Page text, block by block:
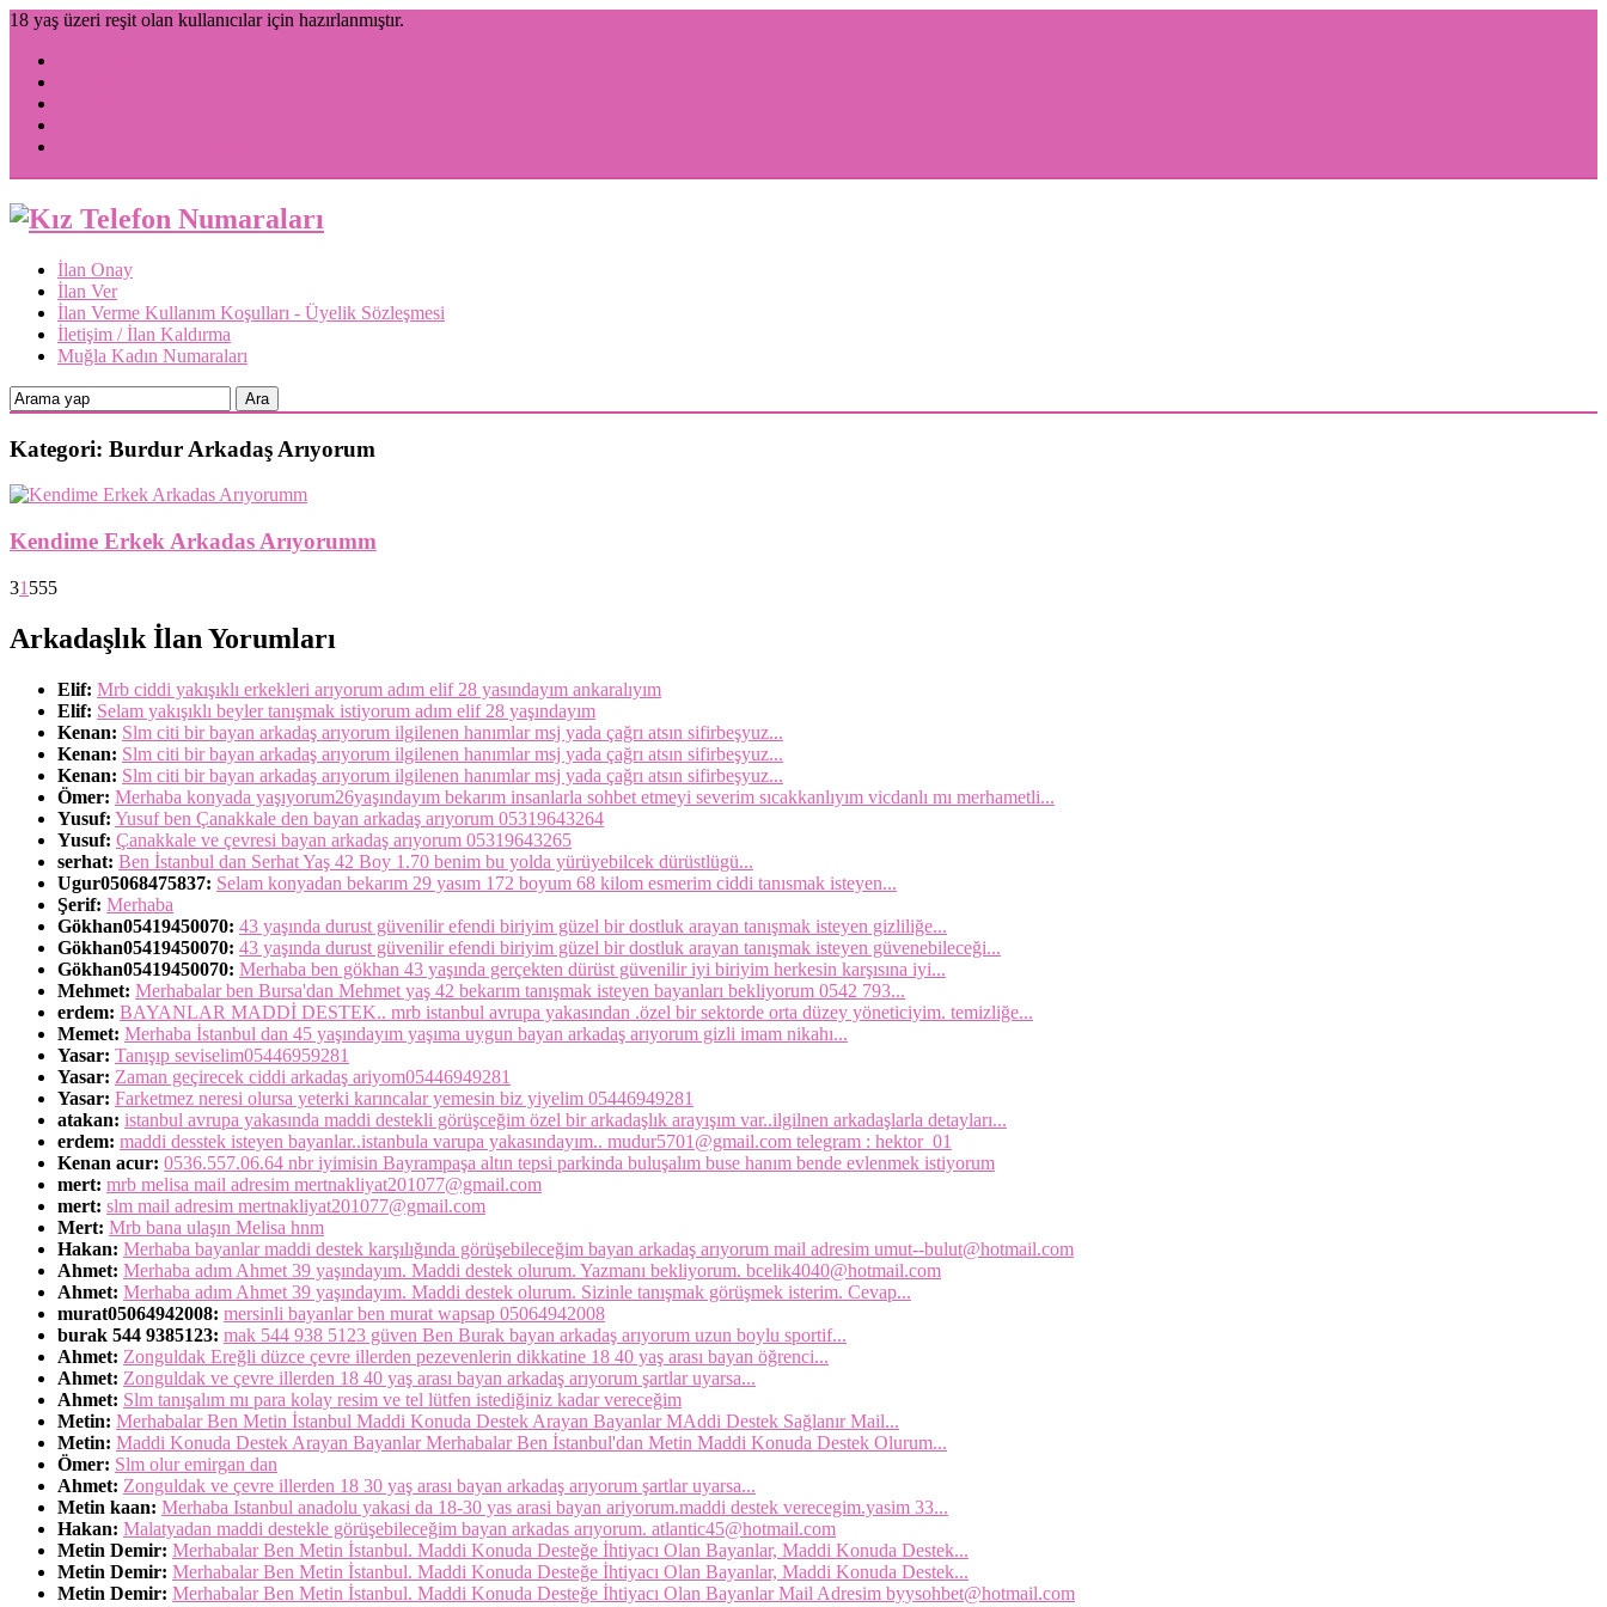
18 yaş üzeri reşit olan kullanıcılar için hazırlanmıştır.
İlan Onay
İlan Ver
İlan Verme Kullanım Koşulları - Üyelik Sözleşmesi
İletişim / İlan Kaldırma
Muğla Kadın Numaraları
Kategori: Burdur Arkadaş Arıyorum
Kendime Erkek Arkadas Arıyorumm
31 555
Arkadaşlık İlan Yorumları
Elif: Mrb ciddi yakışıklı erkekleri arıyorum adım elif 28 yasındayım ankaralıyım
Elif: Selam yakışıklı beyler tanışmak istiyorum adım elif 28 yaşındayım
Kenan: Slm citi bir bayan arkadaş arıyorum ilgilenen hanımlar msj yada çağrı atsın sifirbeşyuz...
Kenan: Slm citi bir bayan arkadaş arıyorum ilgilenen hanımlar msj yada çağrı atsın sifirbeşyuz...
Kenan: Slm citi bir bayan arkadaş arıyorum ilgilenen hanımlar msj yada çağrı atsın sifirbeşyuz...
Ömer: Merhaba konyada yaşıyorum26yaşındayım bekarım insanlarla sohbet etmeyi severim sıcakkanlıyım vicdanlı mı merhametli...
Yusuf: Yusuf ben Çanakkale den bayan arkadaş arıyorum 05319643264
Yusuf: Çanakkale ve çevresi bayan arkadaş arıyorum 05319643265
serhat: Ben İstanbul dan Serhat Yaş 42 Boy 1.70 benim bu yolda yürüyebilcek dürüstlügü...
Ugur05068475837: Selam konyadan bekarım 29 yasım 172 boyum 68 kilom esmerim ciddi tanısmak isteyen...
Şerif: Merhaba
Gökhan05419450070: 43 yaşında durust güvenilir efendi biriyim güzel bir dostluk arayan tanışmak isteyen gizliliğe...
Gökhan05419450070: 43 yaşında durust güvenilir efendi biriyim güzel bir dostluk arayan tanışmak isteyen güvenebileceği...
Gökhan05419450070: Merhaba ben gökhan 43 yaşında gerçekten dürüst güvenilir iyi biriyim herkesin karşısına iyi...
Mehmet: Merhabalar ben Bursa'dan Mehmet yaş 42 bekarım tanışmak isteyen bayanları bekliyorum 0542 793...
erdem: BAYANLAR MADDİ DESTEK.. mrb istanbul avrupa yakasından .özel bir sektorde orta düzey yöneticiyim. temizliğe...
Memet: Merhaba İstanbul dan 45 yaşındayım yaşıma uygun bayan arkadaş arıyorum gizli imam nikahı...
Yasar: Tanışıp seviselim05446959281
Yasar: Zaman geçirecek ciddi arkadaş ariyom05446949281
Yasar: Farketmez neresi olursa yeterki karıncalar yemesin biz yiyelim 05446949281
atakan: istanbul avrupa yakasında maddi destekli görüşceğim özel bir arkadaşlık arayışım var..ilgilnen arkadaşlarla detayları...
erdem: maddi desstek isteyen bayanlar..istanbula varupa yakasındayım.. mudur5701@gmail.com telegram : hektor_01
Kenan acur: 0536.557.06.64 nbr iyimisin Bayrampaşa altın tepsi parkinda buluşalım buse hanım bende evlenmek istiyorum
mert: mrb melisa mail adresim mertnakliyat201077@gmail.com
mert: slm mail adresim mertnakliyat201077@gmail.com
Mert: Mrb bana ulaşın Melisa hnm
Hakan: Merhaba bayanlar maddi destek karşılığında görüşebileceğim bayan arkadaş arıyorum mail adresim umut--bulut@hotmail.com
Ahmet: Merhaba adım Ahmet 39 yaşındayım. Maddi destek olurum. Yazmanı bekliyorum. bcelik4040@hotmail.com
Ahmet: Merhaba adım Ahmet 39 yaşındayım. Maddi destek olurum. Sizinle tanışmak görüşmek isterim. Cevap...
murat05064942008: mersinli bayanlar ben murat wapsap 05064942008
burak 544 9385123: mak 544 938 5123 güven Ben Burak bayan arkadaş arıyorum uzun boylu sportif...
Ahmet: Zonguldak Ereğli düzce çevre illerden pezevenlerin dikkatine 18 40 yaş arası bayan öğrenci...
Ahmet: Zonguldak ve çevre illerden 18 40 yaş arası bayan arkadaş arıyorum şartlar uyarsa...
Ahmet: Slm tanışalım mı para kolay resim ve tel lütfen istediğiniz kadar vereceğim
Metin: Merhabalar Ben Metin İstanbul Maddi Konuda Destek Arayan Bayanlar MAddi Destek Sağlanır Mail...
Metin: Maddi Konuda Destek Arayan Bayanlar Merhabalar Ben İstanbul'dan Metin Maddi Konuda Destek Olurum...
Ömer: Slm olur emirgan dan
Ahmet: Zonguldak ve çevre illerden 18 30 yaş arası bayan arkadaş arıyorum şartlar uyarsa...
Metin kaan: Merhaba Istanbul anadolu yakasi da 18-30 yas arasi bayan ariyorum.maddi destek verecegim.yasim 33...
Hakan: Malatyadan maddi destekle görüşebileceğim bayan arkadas arıyorum. atlantic45@hotmail.com
Metin Demir: Merhabalar Ben Metin İstanbul. Maddi Konuda Desteğe İhtiyacı Olan Bayanlar, Maddi Konuda Destek...
Metin Demir: Merhabalar Ben Metin İstanbul. Maddi Konuda Desteğe İhtiyacı Olan Bayanlar, Maddi Konuda Destek...
Metin Demir: Merhabalar Ben Metin İstanbul. Maddi Konuda Desteğe İhtiyacı Olan Bayanlar Mail Adresim byysohbet@hotmail.com